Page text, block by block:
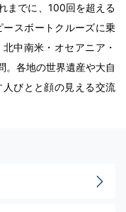
までに、100回を超える
スボートクルーズに乗
中南米・オセアニア・
。各地の世界遺産や大自
びとと顔の見える交流